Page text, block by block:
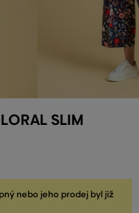
SLIM
nebo jeho prodej byl již